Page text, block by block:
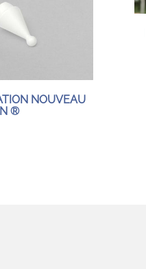
NOUVEAU
®